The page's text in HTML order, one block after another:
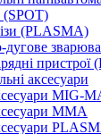
(PLASMA)
дугове
пристрої
аксесуари
MIG-
MMA